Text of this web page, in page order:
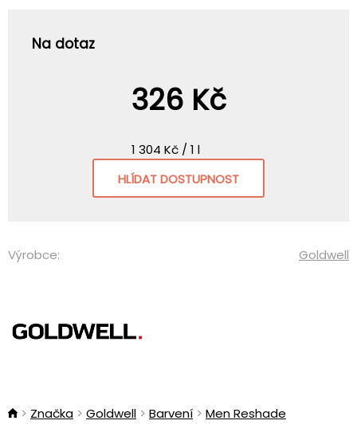
Na dotaz
326 Kč
1 304 Kč / 1 l
HLÍDAT DOSTUPNOST
Výrobce: Goldwell
Značka Goldwell Barvení Men Reshade